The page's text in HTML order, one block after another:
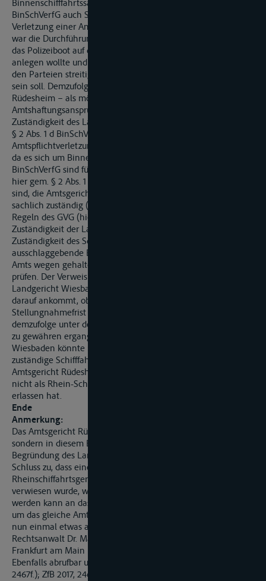
Binnenschifffahrtssachen sind u. a. gem. § 2 Abs. 1 d
BinSchVerfG auch Schadensersatzansprüche wegen
Verletzung einer Amtspflicht zur Sicherung des Verkehrs. Es
war die Durchführung einer Sportbootkontrolle geplant, als
das Polizeiboot auf der Steuerbordseite des MB Möhre«
anlegen wollte und es beim Anlegemanöver – was zwischen
den Parteien streitig ist – zu einem Sachschaden gekommen
sein soll. Demzufolge stünde nach Ansicht des Amtsgerichts
Rüdesheim – als mögliches Rhein-Schifffahrtsgericht – ein
Amtshaftungsanspruch im Streit, der in die sachliche
Zuständigkeit des Landgerichts falle. Gemäß der Regelung des
§ 2 Abs. 1 d BinSchVerfG gehören auch etwaige
Amtspflichtverletzungsansprüche vor die Schifffahrtsgerichte,
da es sich um Binnenschifffahrtssachen handelt. Gemäß § 3
BinSchVerfG sind für bürgerliche Rechtsstreitigkeiten, die wie
hier gem. § 2 Abs. 1 d BinSchVerfG Binnenschifffahrtssachen
sind, die Amtsgerichte als Schifffahrtsgerichte auch dann
sachlich zuständig (ausschließlich), wenn sie nach den
Regeln des GVG (hier § 71 Abs. 2 Nr. 2 GVG) in die sachliche
Zuständigkeit der Landgerichte fielen. Die ausschließliche
Zuständigkeit des Schifffahrtsgerichtes hat für den Rechtszug
ausschlaggebende Bedeutung, sodass das Landgericht von
Amts wegen gehalten ist, die sachliche Zuständigkeit zu
prüfen. Der Verweisungsbeschluss vom 29.11.2016 bindet das
Landgericht Wiesbaden nicht gem. § 281 ZPO, ohne dass es
darauf ankommt, ob der Beschluss bereits vor Ablauf der
Stellungnahmefrist für das beklagte Land erlassen wurde und
demzufolge unter der Verletzung des Gebots rechtliches Gehör
zu gewähren ergangen sein könnte, denn das Landgericht
Wiesbaden könnte »weiterverweisen« an das ausschließlich
zuständige Schifffahrtsgericht und würde nicht an das
Amtsgericht Rüdesheim zurückverweisen, das erkennbar auch
nicht als Rhein-Schifffahrtsgericht den Verweisungsbeschluss
erlassen hat.
Ende
Anmerkung:
Das Amtsgericht Rüdesheim ist kein Rheinschiffahrtsgericht,
sondern in diesem Bereich nur das Amtsgericht Mainz. Die
Begründung des Landgerichts Wiesbaden lässt aber den
Schluss zu, dass eine Sache, die von einem
Rheinschiffahrtsgericht an ein unzuständiges Landgericht
verwiesen wurde, weiter (und nicht »zurück«) verwiesen
werden kann an das Schiffahrtsgericht, selbst wenn es sich
um das gleiche Amtsgericht handelt. Ein Schiffahrtsgericht ist
nun einmal etwas anderes als ein Rheinschiffahrtsgericht.
Rechtsanwalt Dr. Martin Fischer,
Frankfurt am Main
Ebenfalls abrufbar unter ZfB 2017- Nr.3 (Sammlung Seite
2467f.); ZfB 2017, 2467f.